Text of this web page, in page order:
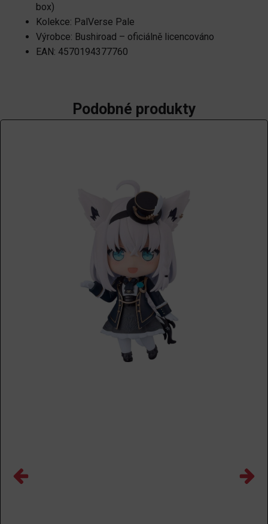
box)
Kolekce: PalVerse Pale
Výrobce: Bushiroad – oficiálně licencováno
EAN: 4570194377760
Podobné produkty